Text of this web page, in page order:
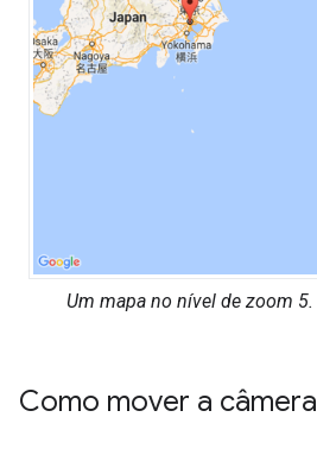
Um mapa no nível de zoom 5.
Como mover a câmera